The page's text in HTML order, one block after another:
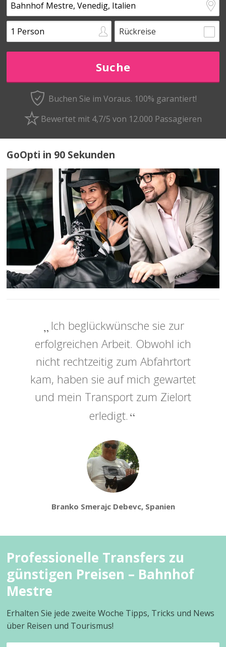
Rückreise
Buchen Sie im Voraus. 100% garantiert!
Bewertet mit 4,7/5 von 12.000 Passagieren
GoOpti in 90 Sekunden
Ich beglückwünsche sie zur
erfolgreichen Arbeit. Obwohl ich
nicht rechtzeitig zum Abfahrtort
kam, haben sie auf mich gewartet
und mein Transport zum Zielort
erledigt.
Branko Smerajc Debevc, Spanien
Professionelle Transfers zu
günstigen Preisen – Bahnhof
Mestre
Erhalten Sie jede zweite Woche Tipps, Tricks und News
über Reisen und Tourismus!